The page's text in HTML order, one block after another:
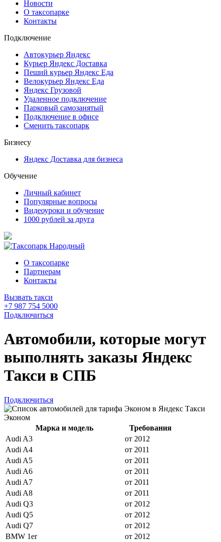
Новости
О таксопарке
Контакты
Подключение
Автокурьер Яндекс
Курьер Яндекс Доставка
Пеший курьер Яндекс Еда
Велокурьер Яндекс Еда
Яндекс Грузовой
Удаленное подключение
Парковый самозанятый
Подключение в офисе
Сменить таксопарк
Бизнесу
Яндекс Доставка для бизнеса
Обучение
Личный кабинет
Популярные вопросы
Видеоуроки и обучение
1000 рублей за друга
О таксопарке
Партнерам
Контакты
Вызвать такси
+7 987 754 5000
Подключиться
Автомобили, которые могут
выполнять заказы Яндекс
Такси в СПБ
Подключиться
Эконом
Марка и модель
Требования
Audi A3
от 2012
Audi A4
от 2011
Audi A5
от 2011
Audi A6
от 2011
Audi A7
от 2011
Audi A8
от 2011
Audi Q3
от 2012
Audi Q5
от 2012
Audi Q7
от 2012
BMW 1er
от 2012